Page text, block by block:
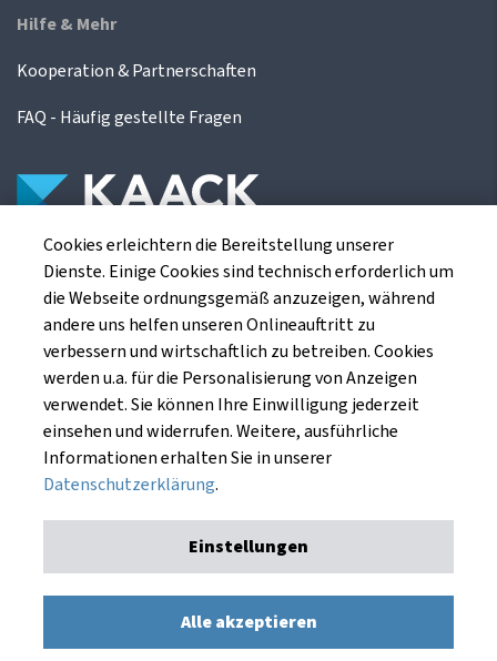
Hilfe & Mehr
Kooperation & Partnerschaften
FAQ - Häufig gestellte Fragen
Die Kaack Terminhandel GmbH ist ein
Finanzdienstleistungsinstitut für die europäischen
Agrarterminbörsen.
Kaack Terminhandel GmbH
Am Markt 8
49661 Cloppenburg
Datenschutzerklärung
Cookies erleichtern die Bereitstellung unserer
Dienste. Einige Cookies sind technisch erforderlich um
die Webseite ordnungsgemäß anzuzeigen, während
andere uns helfen unseren Onlineauftritt zu
verbessern und wirtschaftlich zu betreiben. Cookies
werden u.a. für die Personalisierung von Anzeigen
verwendet. Sie können Ihre Einwilligung jederzeit
einsehen und widerrufen. Weitere, ausführliche
Informationen erhalten Sie in unserer
Datenschutzerklärung.
Einstellungen
Alle akzeptieren